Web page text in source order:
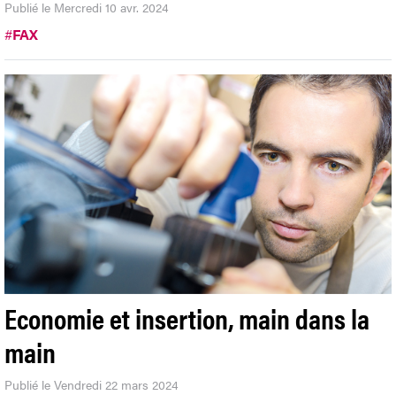
Publié le Mercredi 10 avr. 2024
#FAX
Economie et insertion, main dans la
main
Publié le Vendredi 22 mars 2024